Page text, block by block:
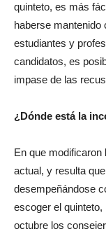
quinteto, es más
haberse mantenido
estudiantes y
candidatos, es
impase de las
¿Dónde está la
En que modificaron
actual, y resulta
desempeñándose
escoger el
octubre los